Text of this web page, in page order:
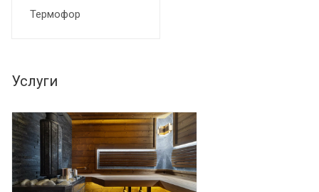
Термофор
Услуги